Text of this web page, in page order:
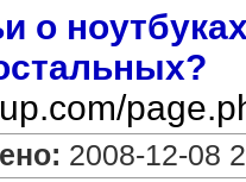
о
2008-12-08